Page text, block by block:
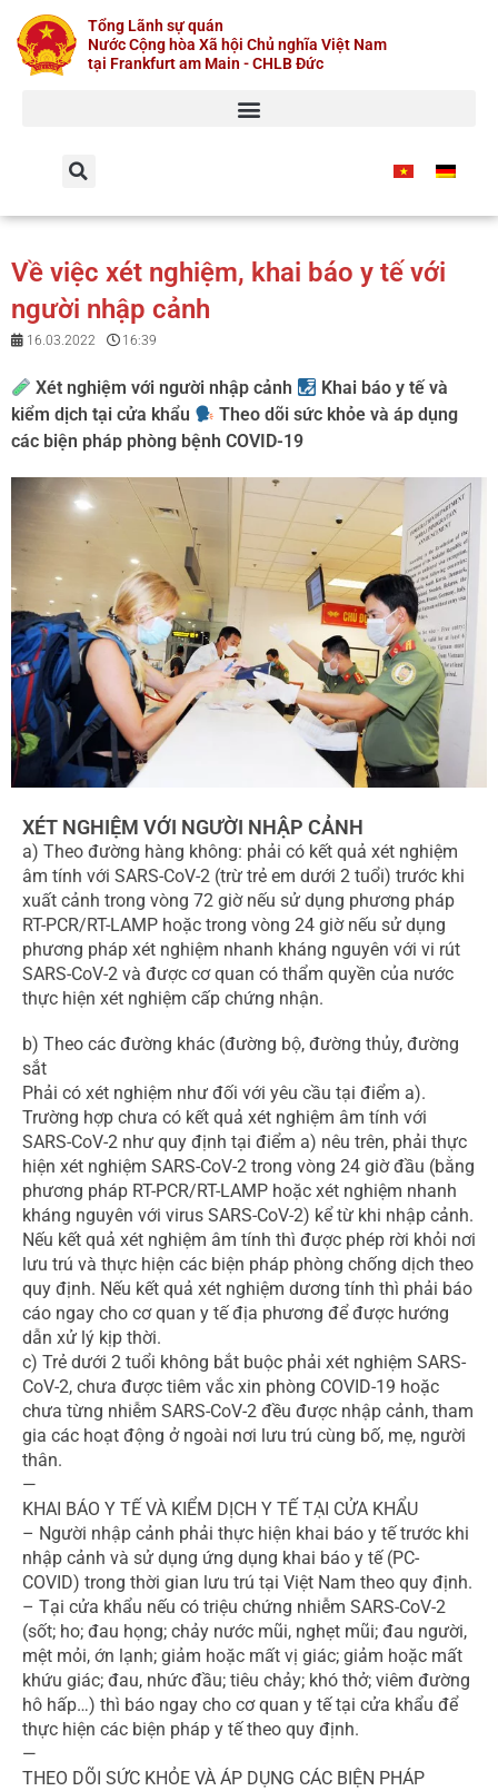
content
Tổng Lãnh sự quán
Nước Cộng hòa Xã hội Chủ nghĩa Việt Nam
tại Frankfurt am Main - CHLB Đức
Về việc xét nghiệm, khai báo y tế với
người nhập cảnh
16.03.2022 16:39
Xét nghiệm với người nhập cảnh
Khai báo y tế và
kiểm dịch tại cửa khẩu
Theo dõi sức khỏe và áp dụng
các biện pháp phòng bệnh COVID-19
XÉT NGHIỆM VỚI NGƯỜI NHẬP CẢNH
a) Theo đường hàng không: phải có kết quả xét nghiệm
âm tính với SARS-CoV-2 (trừ trẻ em dưới 2 tuổi) trước khi
xuất cảnh trong vòng 72 giờ nếu sử dụng phương pháp
RT-PCR/RT-LAMP hoặc trong vòng 24 giờ nếu sử dụng
phương pháp xét nghiệm nhanh kháng nguyên với vi rút
SARS-CoV-2 và được cơ quan có thẩm quyền của nước
thực hiện xét nghiệm cấp chứng nhận.
b) Theo các đường khác (đường bộ, đường thủy, đường
sắt
Phải có xét nghiệm như đối với yêu cầu tại điểm a).
Trường hợp chưa có kết quả xét nghiệm âm tính với
SARS-CoV-2 như quy định tại điểm a) nêu trên, phải thực
hiện xét nghiệm SARS-CoV-2 trong vòng 24 giờ đầu (bằng
phương pháp RT-PCR/RT-LAMP hoặc xét nghiệm nhanh
kháng nguyên với virus SARS-CoV-2) kể từ khi nhập cảnh.
Nếu kết quả xét nghiệm âm tính thì được phép rời khỏi nơi
lưu trú và thực hiện các biện pháp phòng chống dịch theo
quy định. Nếu kết quả xét nghiệm dương tính thì phải báo
cáo ngay cho cơ quan y tế địa phương để được hướng
dẫn xử lý kịp thời.
c) Trẻ dưới 2 tuổi không bắt buộc phải xét nghiệm SARS-
CoV-2, chưa được tiêm vắc xin phòng COVID-19 hoặc
chưa từng nhiễm SARS-CoV-2 đều được nhập cảnh, tham
gia các hoạt động ở ngoài nơi lưu trú cùng bố, mẹ, người
thân.
—
KHAI BÁO Y TẾ VÀ KIỂM DỊCH Y TẾ TẠI CỬA KHẨU
– Người nhập cảnh phải thực hiện khai báo y tế trước khi
nhập cảnh và sử dụng ứng dụng khai báo y tế (PC-
COVID) trong thời gian lưu trú tại Việt Nam theo quy định.
– Tại cửa khẩu nếu có triệu chứng nhiễm SARS-CoV-2
(sốt; ho; đau họng; chảy nước mũi, nghẹt mũi; đau người,
mệt mỏi, ớn lạnh; giảm hoặc mất vị giác; giảm hoặc mất
khứu giác; đau, nhức đầu; tiêu chảy; khó thở; viêm đường
hô hấp…) thì báo ngay cho cơ quan y tế tại cửa khẩu để
thực hiện các biện pháp y tế theo quy định.
—
THEO DÕI SỨC KHỎE VÀ ÁP DỤNG CÁC BIỆN PHÁP